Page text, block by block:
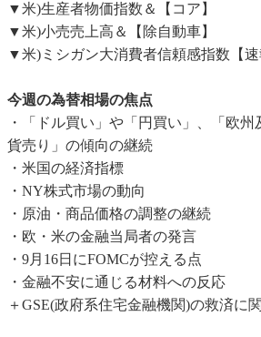
▼米)生産者物価指数＆【コア】
▼米)小売売上高＆【除自動車】
▼米)ミシガン大消費者信頼感指数【速
今週の為替相場の焦点
・「ドル買い」や「円買い」、「欧
貨売り」の傾向の継続
・米国の経済指標
・NY株式市場の動向
・原油・商品価格の調整の継続
・欧・米の金融当局者の発言
・9月16日にFOMCが控える点
・金融不安に通じる材料への反応
＋GSE(政府系住宅金融機関)の救済に